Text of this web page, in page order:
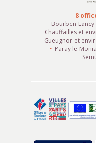
8
Bourbon-Lancy
Chauffailles et
Gueugnon et
Paray-le-